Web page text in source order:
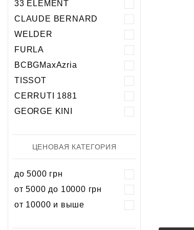
Хронограф
Календарь
Хронограф
33 ELEMENT
CLAUDE BERNARD
WELDER
FURLA
BCBGMaxAzria
TISSOT
CERRUTI 1881
GEORGE KINI
ЦЕНОВАЯ КАТЕГОРИЯ
до 5000 грн
от 5000 до 10000 грн
от 10000 и выше